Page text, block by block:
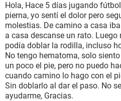
SEXUALIDAD
GLOSARIO
Hola, Hace 5 días jugando
pierna, yo sentí el dolor pero
molestias. De camino a casa
a casa descanse un rato. Luego
podía doblar la rodilla, incluso
No tengo hematoma, solo
un poco el pie, pero no puedo
cuando camino lo hago con el
Sin doblarlo al dar el paso. No
ayudarme, Gracias.